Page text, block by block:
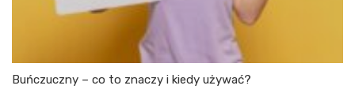
Buńczuczny – co to znaczy i kiedy używać?